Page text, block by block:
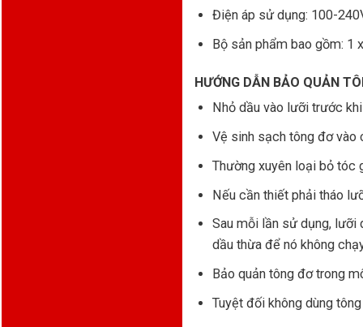
Điện áp sử dụng: 100-
Bộ sản phẩm bao gồm:
HƯỚNG DẪN BẢO QUẢN
Nhỏ dầu vào lưỡi trước
Vệ sinh sạch tông đơ vào
Thường xuyên loại bỏ tóc
Nếu cần thiết phải tháo
Sau mỗi lần sử dụng, lưỡi
dầu thừa để nó không
Bảo quản tông đơ trong
Tuyệt đối không dùng